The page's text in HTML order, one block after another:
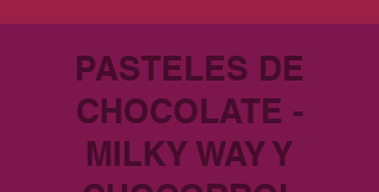
PASTELES DE
CHOCOLATE -
MILKY WAY Y